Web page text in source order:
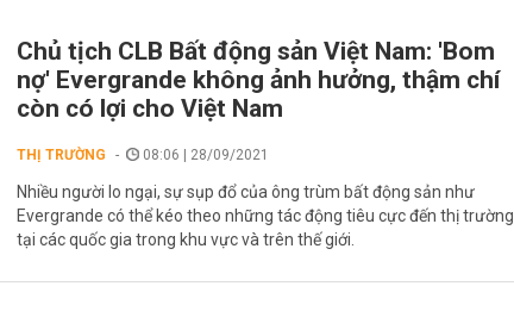
Chủ tịch CLB Bất động sản Việt Nam: 'Bom
nợ' Evergrande không ảnh hưởng, thậm chí
còn có lợi cho Việt Nam
THỊ TRƯỜNG 08:06 | 28/09/2021
Nhiều người lo ngại, sự sụp đổ của ông trùm bất động sản như
Evergrande có thể kéo theo những tác động tiêu cực đến thị trường
tại các quốc gia trong khu vực và trên thế giới.